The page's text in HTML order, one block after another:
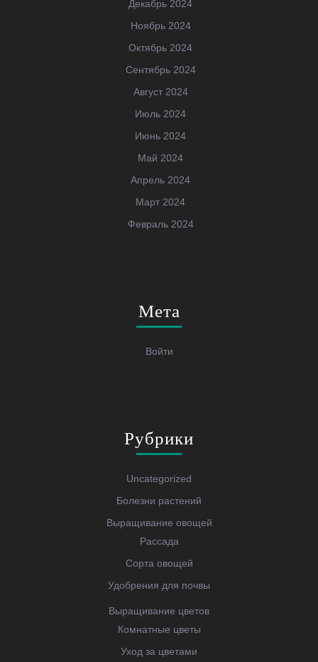
Декабрь 2024
Ноябрь 2024
Октябрь 2024
Сентябрь 2024
Август 2024
Июль 2024
Июнь 2024
Май 2024
Апрель 2024
Март 2024
Февраль 2024
Мета
Войти
Рубрики
Uncategorized
Болезни растений
Выращивание овощей
Рассада
Сорта овощей
Удобрения для почвы
Выращивание цветов
Комнатные цветы
Уход за цветами